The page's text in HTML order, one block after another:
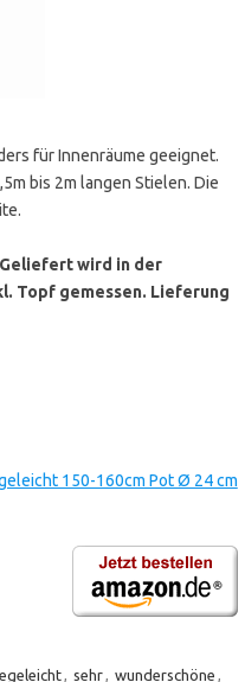
für Innenräume geeignet.
bis 2m langen Stielen. Die
wird in der
Topf gemessen. Lieferung
150-160cm Pot Ø 24 cm
, sehr, wunderschöne ,